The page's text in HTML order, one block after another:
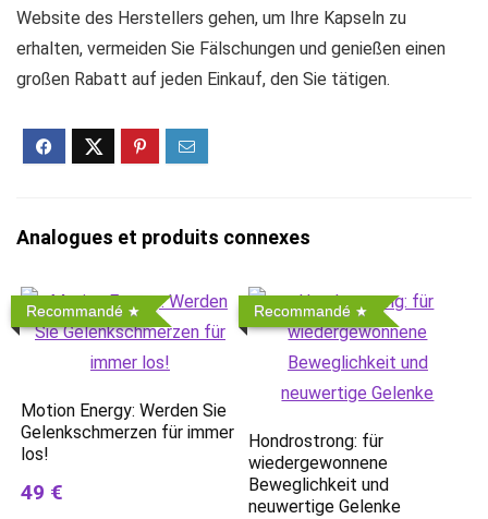
Website des Herstellers gehen, um Ihre Kapseln zu
erhalten, vermeiden Sie Fälschungen und genießen einen
großen Rabatt auf jeden Einkauf, den Sie tätigen.
Analogues et produits connexes
Recommandé
Motion Energy: Werden Sie
Gelenkschmerzen für immer
los!
49 €
Recommandé
Hondrostrong: für
wiedergewonnene
Beweglichkeit und
neuwertige Gelenke